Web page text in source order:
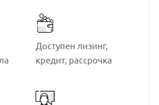
Доступен лизинг,
кредит, рассрочка